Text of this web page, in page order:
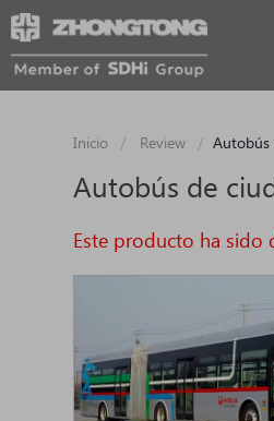
Inicio Review Autobús
Autobús de
Este producto ha sido